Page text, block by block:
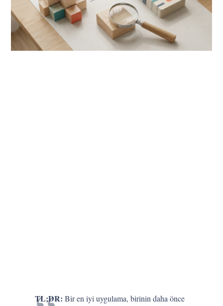
TL;DR: Bir en iyi uygulama, birinin daha önce